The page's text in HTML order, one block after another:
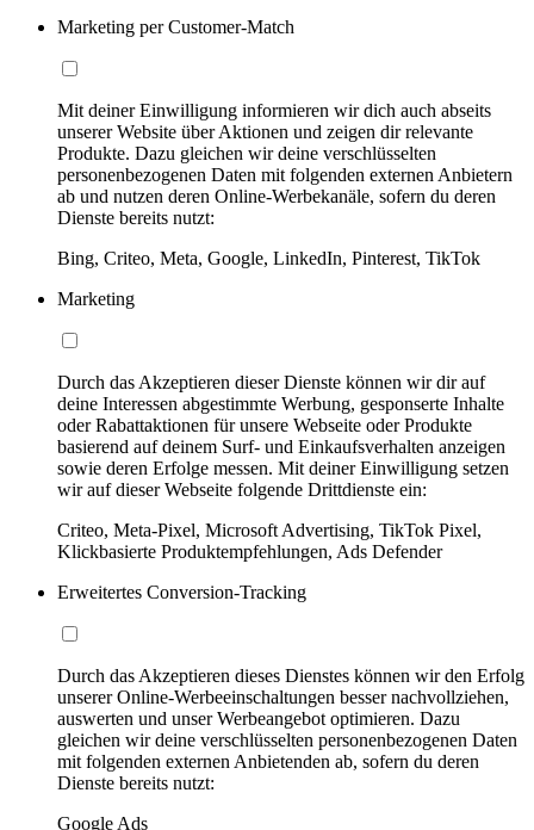
Marketing per Customer-Match
Mit deiner Einwilligung informieren wir dich auch abseits
unserer Website über Aktionen und zeigen dir relevante
Produkte. Dazu gleichen wir deine verschlüsselten
personenbezogenen Daten mit folgenden externen Anbietern
ab und nutzen deren Online-Werbekanäle, sofern du deren
Dienste bereits nutzt:
Bing, Criteo, Meta, Google, LinkedIn, Pinterest, TikTok
Marketing
Durch das Akzeptieren dieser Dienste können wir dir auf
deine Interessen abgestimmte Werbung, gesponserte Inhalte
oder Rabattaktionen für unsere Webseite oder Produkte
basierend auf deinem Surf- und Einkaufsverhalten anzeigen
sowie deren Erfolge messen. Mit deiner Einwilligung setzen
wir auf dieser Webseite folgende Drittdienste ein:
Criteo, Meta-Pixel, Microsoft Advertising, TikTok Pixel,
Klickbasierte Produktempfehlungen, Ads Defender
Erweitertes Conversion-Tracking
Durch das Akzeptieren dieses Dienstes können wir den Erfolg
unserer Online-Werbeeinschaltungen besser nachvollziehen,
auswerten und unser Werbeangebot optimieren. Dazu
gleichen wir deine verschlüsselten personenbezogenen Daten
mit folgenden externen Anbietenden ab, sofern du deren
Dienste bereits nutzt:
Google Ads